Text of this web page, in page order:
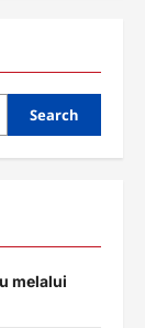
Search
melalui